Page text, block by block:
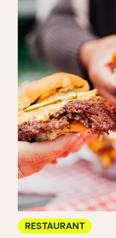
RESTAURANT